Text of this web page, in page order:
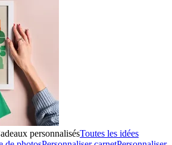
personnalisésToutes les idées